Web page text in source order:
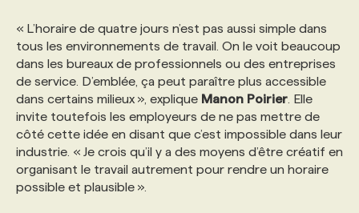
« L’horaire de quatre jours n’est pas aussi simple dans
tous les environnements de travail. On le voit beaucoup
dans les bureaux de professionnels ou des entreprises
de service. D’emblée, ça peut paraître plus accessible
dans certains milieux », explique Manon Poirier . Elle
invite toutefois les employeurs de ne pas mettre de
côté cette idée en disant que c’est impossible dans leur
industrie. « Je crois qu’il y a des moyens d’être créatif en
organisant le travail autrement pour rendre un horaire
possible et plausible ».